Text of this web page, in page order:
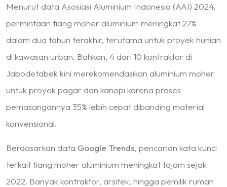
Menurut data Asosiasi Aluminium Indonesia (AAI) 2024,
permintaan tiang moher aluminium meningkat 27%
dalam dua tahun terakhir, terutama untuk proyek hunian
di kawasan urban. Bahkan, 4 dari 10 kontraktor di
Jabodetabek kini merekomendasikan aluminium moher
untuk proyek pagar dan kanopi karena proses
pemasangannya 35% lebih cepat dibanding material
konvensional.
Berdasarkan data Google Trends, pencarian kata kunci
terkait tiang moher aluminium meningkat tajam sejak
2022. Banyak kontraktor, arsitek, hingga pemilik rumah